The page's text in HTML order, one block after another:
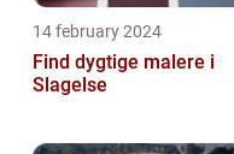
14 february 2024
Find dygtige malere i
Slagelse